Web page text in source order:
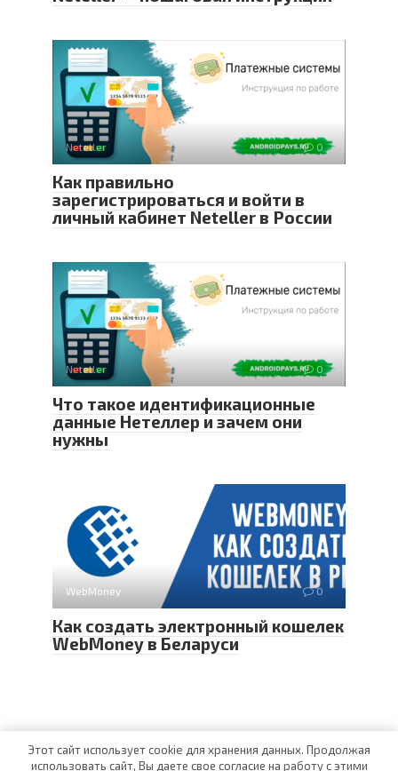
Neteller 0
Как правильно
зарегистрироваться и войти в
личный кабинет Neteller в России
Neteller 0
Что такое идентификационные
данные Нетеллер и зачем они
нужны
WebMoney 0
Как создать электронный кошелек
WebMoney в Беларуси
Этот сайт использует cookie для хранения данных. Продолжая
использовать сайт, Вы даете свое согласие на работу с этими